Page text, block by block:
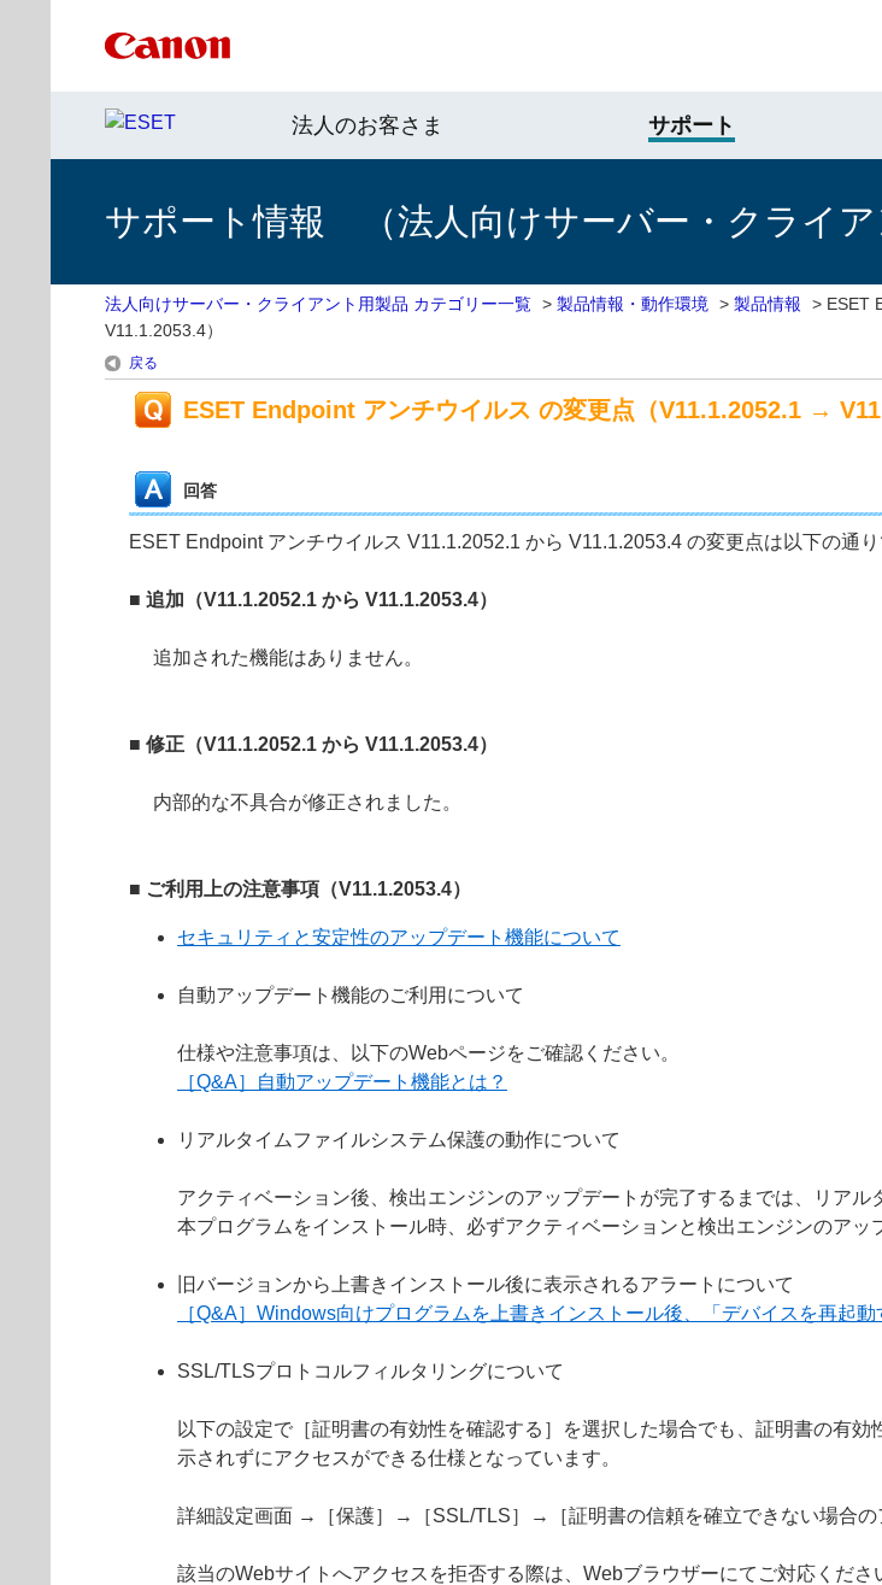
法人のお客さま サポート
サポート情報 （法人向けサーバー・クライア
法人向けサーバー・クライアント用製品 カテゴリー一覧 > 製品情報・動作環境 > 製品情報 > ESET
V11.1.2053.4）
戻る
ESET Endpoint アンチウイルス の変更点（V11.1.2052.1 →
回答
ESET Endpoint アンチウイルス V11.1.2052.1 から V11.1.2053.4 の変更点は以下の通り
■ 追加（V11.1.2052.1 から V11.1.2053.4）
追加された機能はありません。
■ 修正（V11.1.2052.1 から V11.1.2053.4）
内部的な不具合が修正されました。
■ ご利用上の注意事項（V11.1.2053.4）
セキュリティと安定性のアップデート機能について
自動アップデート機能のご利用について
仕様や注意事項は、以下のWebページをご確認ください。
［Q&A］自動アップデート機能とは？
リアルタイムファイルシステム保護の動作について
アクティベーション後、検出エンジンのアップデートが完了するまでは、リアル
本プログラムをインストール時、必ずアクティベーションと検出エンジンのアッ
旧バージョンから上書きインストール後に表示されるアラートについて
［Q&A］Windows向けプログラムを上書きインストール後、「デバイスを再起
SSL/TLSプロトコルフィルタリングについて
以下の設定で［証明書の有効性を確認する］を選択した場合でも、証明書の有
示されずにアクセスができる仕様となっています。
詳細設定画面 →［保護］→［SSL/TLS］→［証明書の信頼を確立できない場合の
該当のWebサイトへアクセスを拒否する際は、Webブラウザーにてご対応くださ